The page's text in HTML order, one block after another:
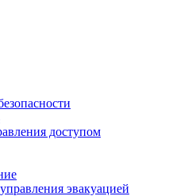
доступом
эвакуацией